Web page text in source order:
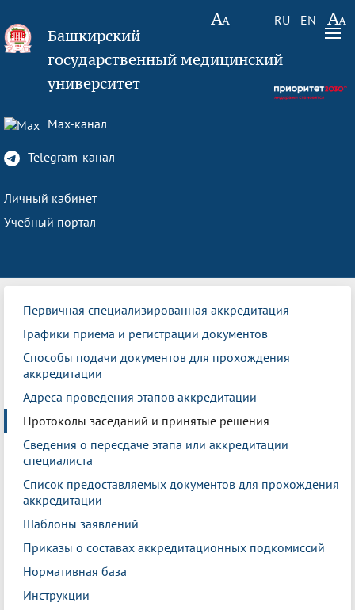
RU EN
Башкирский
государственный медицинский
университет
Max-канал
Telegram-канал
Личный кабинет
Учебный портал
Первичная специализированная аккредитация
Графики приема и регистрации документов
Способы подачи документов для прохождения
аккредитации
Адреса проведения этапов аккредитации
Протоколы заседаний и принятые решения
Сведения о пересдаче этапа или аккредитации
специалиста
Список предоставляемых документов для прохождения
аккредитации
Шаблоны заявлений
Приказы о составах аккредитационных подкомиссий
Нормативная база
Инструкции